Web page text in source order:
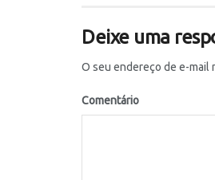
Deixe uma
O seu endereço de e-mail
Comentário